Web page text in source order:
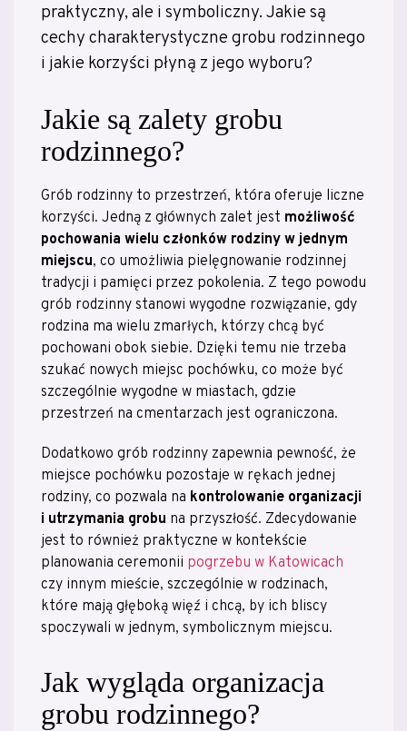
praktyczny, ale i symboliczny. Jakie są
cechy charakterystyczne grobu rodzinnego
i jakie korzyści płyną z jego wyboru?
Jakie są zalety grobu
rodzinnego?
Grób rodzinny to przestrzeń, która oferuje liczne
korzyści. Jedną z głównych zalet jest możliwość
pochowania wielu członków rodziny w jednym
miejscu, co umożliwia pielęgnowanie rodzinnej
tradycji i pamięci przez pokolenia. Z tego powodu
grób rodzinny stanowi wygodne rozwiązanie, gdy
rodzina ma wielu zmarłych, którzy chcą być
pochowani obok siebie. Dzięki temu nie trzeba
szukać nowych miejsc pochówku, co może być
szczególnie wygodne w miastach, gdzie
przestrzeń na cmentarzach jest ograniczona.
Dodatkowo grób rodzinny zapewnia pewność, że
miejsce pochówku pozostaje w rękach jednej
rodziny, co pozwala na kontrolowanie organizacji
i utrzymania grobu na przyszłość. Zdecydowanie
jest to również praktyczne w kontekście
planowania ceremonii pogrzebu w Katowicach
czy innym mieście, szczególnie w rodzinach,
które mają głęboką więź i chcą, by ich bliscy
spoczywali w jednym, symbolicznym miejscu.
Jak wygląda organizacja
grobu rodzinnego?